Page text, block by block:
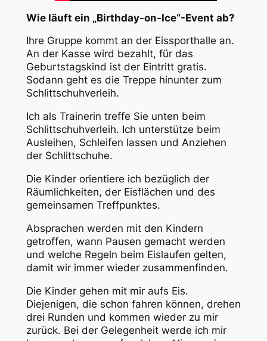
Wie läuft ein „Birthday-on-Ice“-Event ab?
Ihre Gruppe kommt an der Eissporthalle an.
An der Kasse wird bezahlt, für das
Geburtstagskind ist der Eintritt gratis.
Sodann geht es die Treppe hinunter zum
Schlittschuhverleih.
Ich als Trainerin treffe Sie unten beim
Schlittschuhverleih. Ich unterstütze beim
Ausleihen, Schleifen lassen und Anziehen
der Schlittschuhe.
Die Kinder orientiere ich bezüglich der
Räumlichkeiten, der Eisflächen und des
gemeinsamen Treffpunktes.
Absprachen werden mit den Kindern
getroffen, wann Pausen gemacht werden
und welche Regeln beim Eislaufen gelten,
damit wir immer wieder zusammenfinden.
Die Kinder gehen mit mir aufs Eis.
Diejenigen, die schon fahren können, drehen
drei Runden und kommen wieder zu mir
zurück. Bei der Gelegenheit werde ich mir